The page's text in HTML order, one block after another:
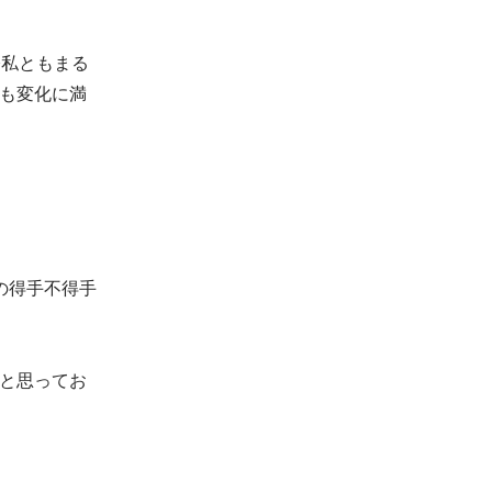
ともまる
変化に満
得手不得手
思ってお